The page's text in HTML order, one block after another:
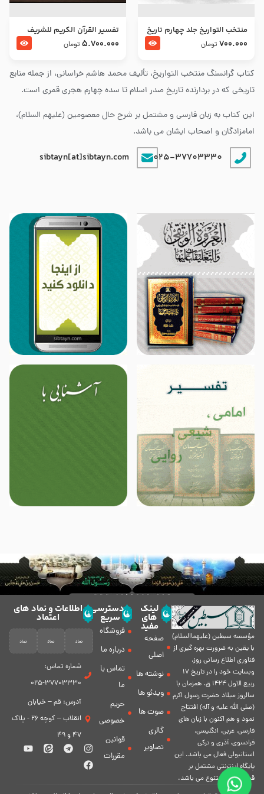
کتاب گرانسنگ منتخب التواريخ، تألیف محمد هاشم خراسانی، از جمله منابع
تاریخی که در بردارنده تاریخ صدر اسلام تا سده چهارم هجری قمری است.
این کتاب به زبان فارسی و مشتمل بر شرح حال معصومین (علیهم السلام)،
امامزادگان و اصحاب ایشان می باشد.
025-37703330
sibtayn[at]sibtayn.com
منتخب التواریخ جلد چهارم تاریخ
امام زین العابدین و امام محمد
700.000 تومان
تفسير القرآن الكريم للشريف
المرتضي قدس سرّه
5.700.000 تومان
مؤسسه سبطين (عليهماالسلام)
با يقين به ضرورت بهره گیرى از
فناورى اطلاع رسانى روز،
وبسایت خود را در تاريخ 17
ربيع الاول 1424 ق. همزمان با
سالروز ميلاد حضرت رسول اكرم
(صلی الله علیه و آله) افتتاح
نمود و هم اكنون با زبان های
فارسی، عربى، انگلیسی،
فرانسوی، آذری و ترکی
استانبولی فعال مى باشد. اين
پايگاه اينترنتى مشتمل بر
قسمت هاى متنوع مى باشد.
لینک
های
مفید
صفحه
اصلی
نوشته ها
ویدئو ها
صوت ها
گالری
تصاویر
دسترسی
سریع
فروشگاه
درباره ما
تماس با
ما
حریم
خصوصی
قوانین
مقررات
اطلاعات و نماد های
اعتماد
شماره تماس:
37703330-025
آدرس: قم – خیابان
انقلاب – کوچه 26 - پلاک
47 و 49